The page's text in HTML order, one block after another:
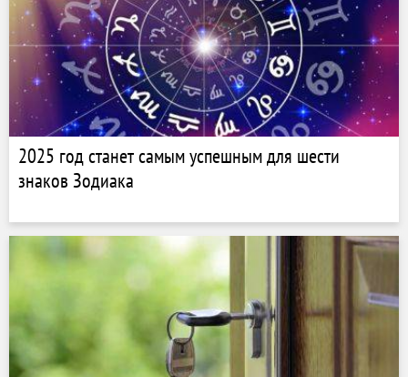
2025 год станет самым успешным для шести
знаков Зодиака